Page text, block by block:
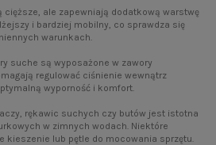
cięższe, ale zapewniają dodatkową warstwę
i bardziej mobilny, co sprawdza się
warunkach.
suche są wyposażone w zawory
regulować ciśnienie wewnątrz
wyporność i komfort.
rękawic suchych czy butów jest istotna
w zimnych wodach. Niektóre
kieszenie lub pętle do mocowania sprzętu.